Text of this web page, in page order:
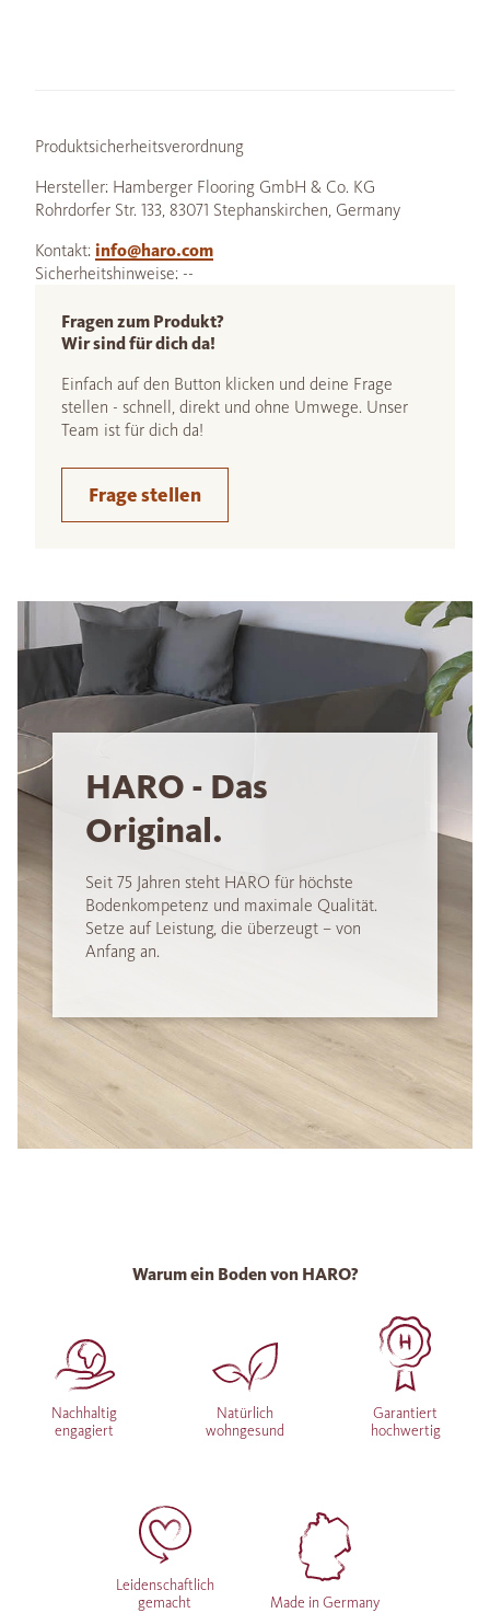
Produktsicherheitsverordnung
Hersteller: Hamberger Flooring GmbH & Co. KG
Rohrdorfer Str. 133, 83071 Stephanskirchen, Germany
Kontakt: info@haro.com
Sicherheitshinweise: --
Fragen zum Produkt?
Wir sind für dich da!
Einfach auf den Button klicken und deine Frage
stellen - schnell, direkt und ohne Umwege. Unser
Team ist für dich da!
Frage stellen
HARO - Das
Original.
Seit 75 Jahren steht HARO für höchste
Bodenkompetenz und maximale Qualität.
Setze auf Leistung, die überzeugt – von
Anfang an.
Warum ein Boden von HARO?
Nachhaltig
engagiert
Natürlich
wohngesund
Garantiert
hochwertig
Leidenschaftlich
gemacht
Made in Germany